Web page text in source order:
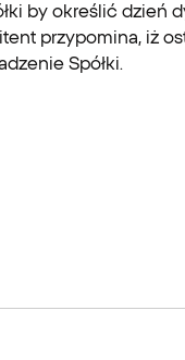
by określić dzień
przypomina, iż
Spółki.